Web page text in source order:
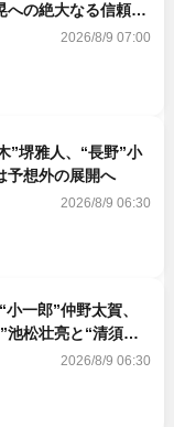
の絶大なる信頼を
2026/8/9 07:00
”堺雅人、“長野”小
想外の展開へ
2026/8/9 06:30
一郎”仲野太賀、
池松壮亮と“清須会
2026/8/9 06:30